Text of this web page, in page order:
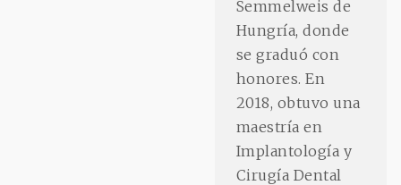
Semmelweis de
Hungría, donde
se graduó con
honores. En
2018, obtuvo una
maestría en
Implantología y
Cirugía Dental